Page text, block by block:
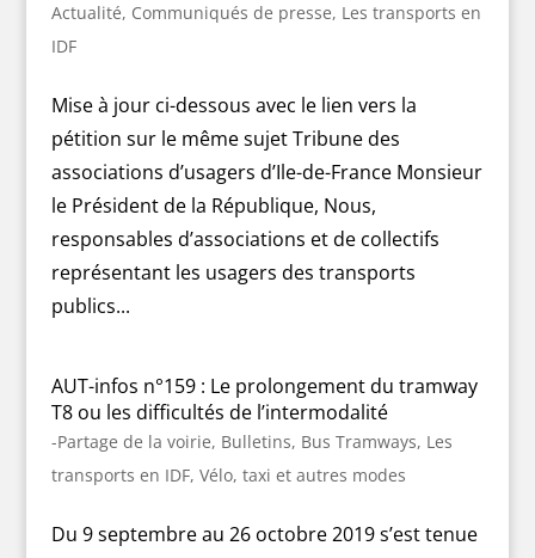
Actualité, Communiqués de presse, Les transports en
IDF
Mise à jour ci-dessous avec le lien vers la
pétition sur le même sujet Tribune des
associations d’usagers d’Ile-de-France Monsieur
le Président de la République, Nous,
responsables d’associations et de collectifs
représentant les usagers des transports
publics...
AUT-infos n°159 : Le prolongement du tramway
T8 ou les difficultés de l’intermodalité
-Partage de la voirie, Bulletins, Bus Tramways, Les
transports en IDF, Vélo, taxi et autres modes
Du 9 septembre au 26 octobre 2019 s’est tenue